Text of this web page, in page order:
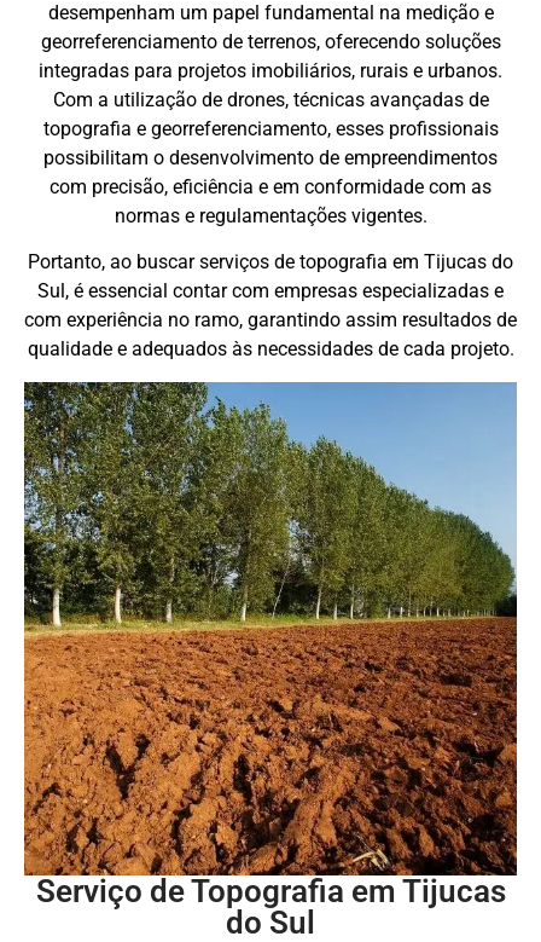
desempenham um papel fundamental na medição e
georreferenciamento de terrenos, oferecendo soluções
integradas para projetos imobiliários, rurais e urbanos.
Com a utilização de drones, técnicas avançadas de
topografia e georreferenciamento, esses profissionais
possibilitam o desenvolvimento de empreendimentos
com precisão, eficiência e em conformidade com as
normas e regulamentações vigentes.
Portanto, ao buscar serviços de topografia em Tijucas do
Sul, é essencial contar com empresas especializadas e
com experiência no ramo, garantindo assim resultados de
qualidade e adequados às necessidades de cada projeto.
Serviço de Topografia em Tijucas
do Sul